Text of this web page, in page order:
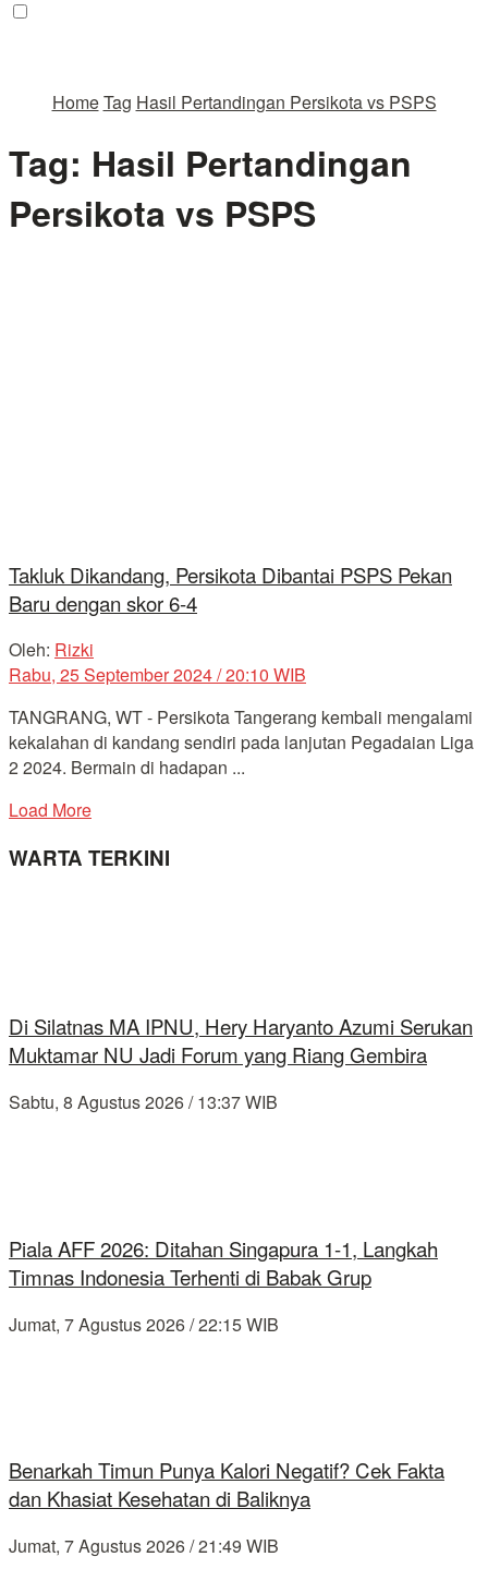
HomeTag Hasil Pertandingan Persikota vs PSPS
Tag: Hasil Pertandingan
Persikota vs PSPS
Takluk Dikandang, Persikota Dibantai PSPS Pekan
Baru dengan skor 6-4
Oleh: Rizki
Rabu, 25 September 2024 / 20:10 WIB
TANGRANG, WT - Persikota Tangerang kembali mengalami
kekalahan di kandang sendiri pada lanjutan Pegadaian Liga
2 2024. Bermain di hadapan ...
Load More
WARTA TERKINI
Di Silatnas MA IPNU, Hery Haryanto Azumi Serukan
Muktamar NU Jadi Forum yang Riang Gembira
Sabtu, 8 Agustus 2026 / 13:37 WIB
Piala AFF 2026: Ditahan Singapura 1-1, Langkah
Timnas Indonesia Terhenti di Babak Grup
Jumat, 7 Agustus 2026 / 22:15 WIB
Benarkah Timun Punya Kalori Negatif? Cek Fakta
dan Khasiat Kesehatan di Baliknya
Jumat, 7 Agustus 2026 / 21:49 WIB